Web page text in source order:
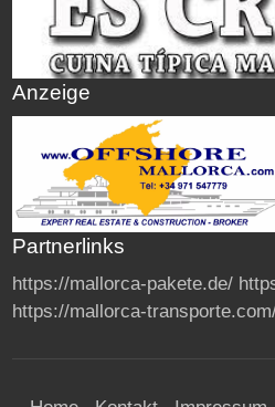
Anzeige
Partnerlinks
https://mallorca-pakete.de/
https://mallorca-